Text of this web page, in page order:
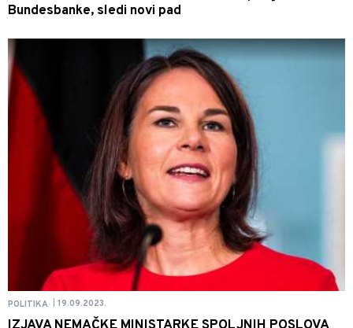
Bundesbanke, sledi novi pad
POLITIKA 19.09.2023.